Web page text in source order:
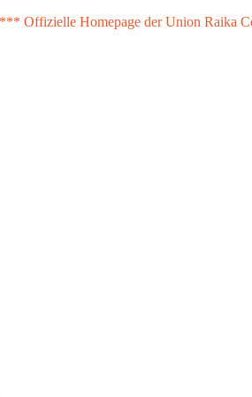
*** Offizielle Homepage der Union Raika